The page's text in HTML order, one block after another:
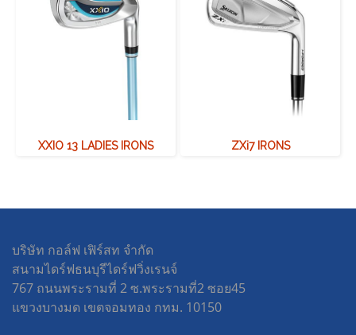
XXIO 13 LADIES IRONS ZXi7 IRONS
บริษัท กอล์ฟ เฟิร์สท จำกัด
สนามไดร์ฟธนบุรีไดร์ฟวิ่งเรนจ์
767 ถนนพระรามที่ 2 ซ.พระรามที่2 ซอย45
แขวงบางมด เขตจอมทอง กทม. 10150